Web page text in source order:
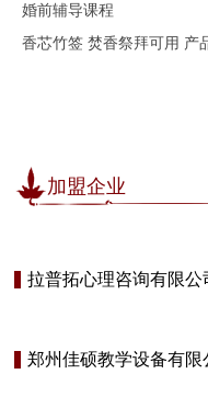
婚前辅导课程
香芯竹签 焚香祭拜可用 产
加盟企业
拉普拓心理咨询有限公
郑州佳硕教学设备有限